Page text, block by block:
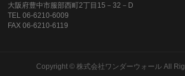
大阪府豊中市服部西町2丁目15－32－D
TEL 06-6210-6009
FAX 06-6210-6119
Copyright © 株式会社ワンダーウォールAll